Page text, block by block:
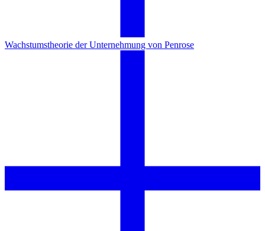
Wachstumstheorie der Unternehmung von Penrose